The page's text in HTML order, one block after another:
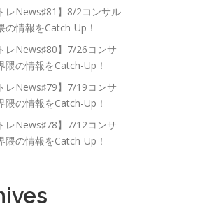
レNews♯81】8/2コンサル
の情報をCatch-Up！
レNews♯80】7/26コンサ
隈の情報をCatch-Up！
レNews♯79】7/19コンサ
隈の情報をCatch-Up！
レNews♯78】7/12コンサ
隈の情報をCatch-Up！